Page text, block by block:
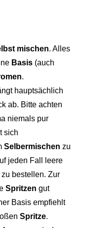
mischen. Alles
Basis (auch
.
hauptsächlich
ab. Bitte achten
niemals pur
sich
Selbermischen zu
jeden Fall leere
bestellen. Zur
Spritzen gut
Basis empfiehlt
Spritze.